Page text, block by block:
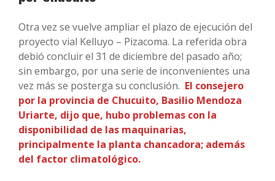
Otra vez se vuelve ampliar el plazo de ejecución del
proyecto vial Kelluyo – Pizacoma. La referida obra
debió concluir el 31 de diciembre del pasado año;
sin embargo, por una serie de inconvenientes una
vez más se posterga su conclusión. El consejero
por la provincia de Chucuito, Basilio Mendoza
Uriarte, dijo que, hubo problemas con la
disponibilidad de las maquinarias,
principalmente la planta chancadora; además
del factor climatológico.